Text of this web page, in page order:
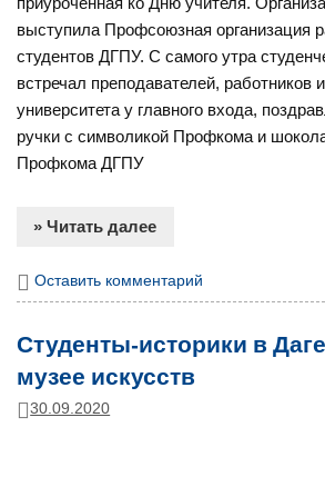
выступила Профсоюзная организация
студентов ДГПУ. С самого утра
встречал преподавателей, работников
университета у главного входа,
ручки с символикой Профкома и
Профкома ДГПУ
» Читать далее
Оставить комментарий
Студенты-историки в
музее искусств
30.09.2020